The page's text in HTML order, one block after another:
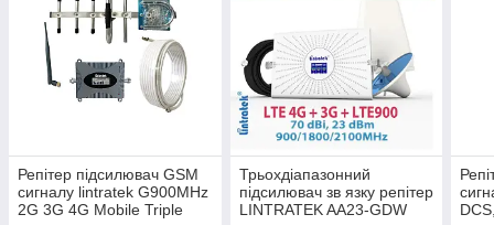
Репітер підсилювач GSM
сигналу lintratek G900MHz
2G 3G 4G Mobile Triple
Трьохдіапазонний
підсилювач зв язку репітер
LINTRATEK AA23-GDW